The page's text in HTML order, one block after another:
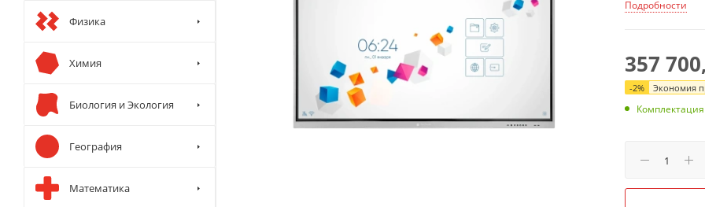
Подробности
357
-2% Экономия
Физика
Химия
Биология и Экология
География
Математика